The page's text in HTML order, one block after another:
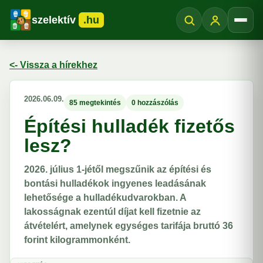
szelektív .hu
<- Vissza a hírekhez
2026.06.09. 85 megtekintés 0 hozzászólás
Építési hulladék fizetős
lesz?
2026. július 1-jétől megszűnik az építési és
bontási hulladékok ingyenes leadásának
lehetősége a hulladékudvarokban. A
lakosságnak ezentúl díjat kell fizetnie az
átvételért, amelynek egységes tarifája bruttó 36
forint kilogrammonként.